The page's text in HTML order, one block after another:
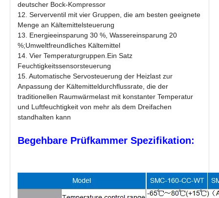
deutscher Bock-Kompressor
12. Serverventil mit vier Gruppen, die am besten geeignete
Menge an Kältemittelsteuerung
13. Energieeinsparung 30 %, Wassereinsparung 20
%;Umweltfreundliches Kältemittel
14. Vier Temperaturgruppen.Ein Satz
Feuchtigkeitssensorsteuerung
15. Automatische Servosteuerung der Heizlast zur
Anpassung der Kältemitteldurchflussrate, die der
traditionellen Raumwärmelast mit konstanter Temperatur
und Luftfeuchtigkeit von mehr als dem Dreifachen
standhalten kann
Begehbare Prüfkammer Spezifikation: